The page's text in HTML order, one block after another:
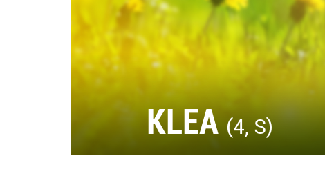
KLEA(4, S)